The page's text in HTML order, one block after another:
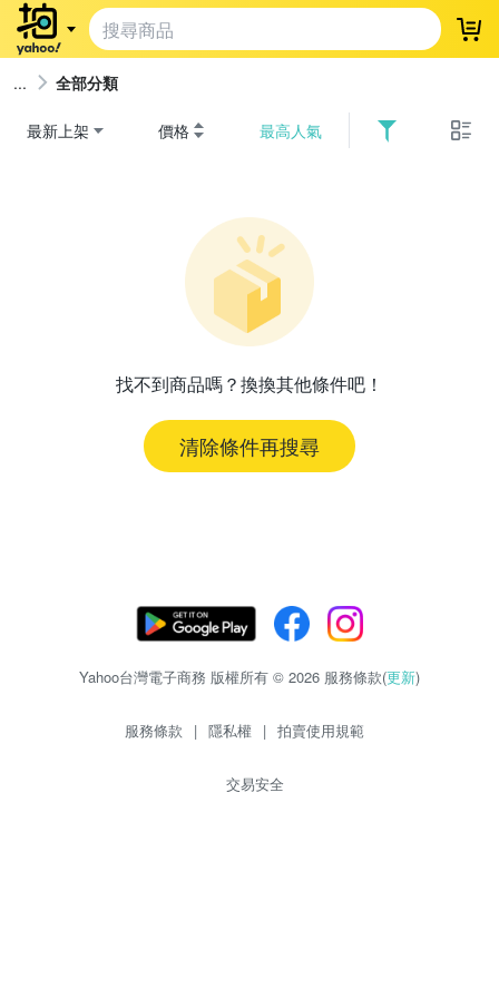
登
全部分類
最新上架 價格 最高人氣
找不到商品嗎？換換其他條件吧！
清除條件再搜尋
Yahoo台灣電子商務 版權所有 © 2026 服務條款(更新)
服務條款 | 隱私權 | 拍賣使用規範
交易安全